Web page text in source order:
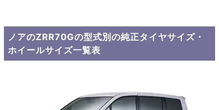
ノアのZRR70Gの型式別の純正タイヤサイズ・
ホイールサイズ一覧表